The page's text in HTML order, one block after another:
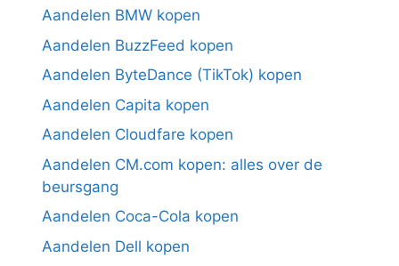
Aandelen BMW kopen
Aandelen BuzzFeed kopen
Aandelen ByteDance (TikTok) kopen
Aandelen Capita kopen
Aandelen Cloudfare kopen
Aandelen CM.com kopen: alles over de
beursgang
Aandelen Coca-Cola kopen
Aandelen Dell kopen